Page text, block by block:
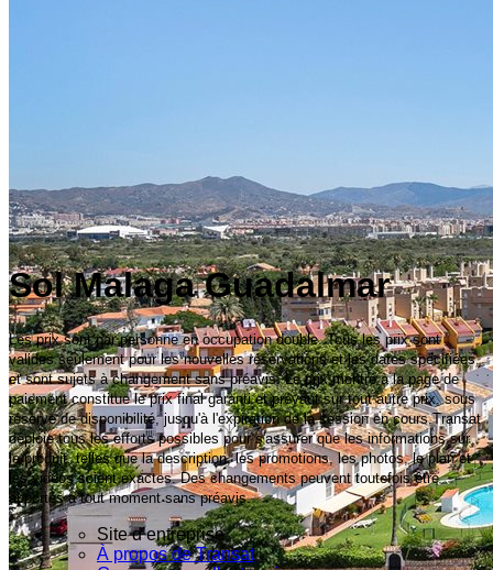
Sol Malaga Guadalmar
Les prix sont par personne en occupation double. Tous les prix sont
valides seulement pour les nouvelles réservations et les dates spécifiées,
et sont sujets à changement sans préavis. Le prix montré à la page de
paiement constitue le prix final garanti et prévaut sur tout autre prix, sous
réserve de disponibilité, jusqu'à l'expiration de la session en cours.Transat
déploie tous les efforts possibles pour s'assurer que les informations sur
le produit, telles que la description, les promotions, les photos, le plan et
les vidéos soient exactes. Des changements peuvent toutefois être
apportés à tout moment sans préavis.
Site d’entreprise
À propos de Transat